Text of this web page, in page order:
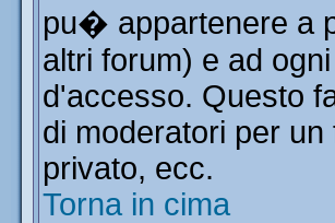
pu� appartenere a
altri forum) e ad
d'accesso. Questo
di moderatori per
privato, ecc.
Torna in cima